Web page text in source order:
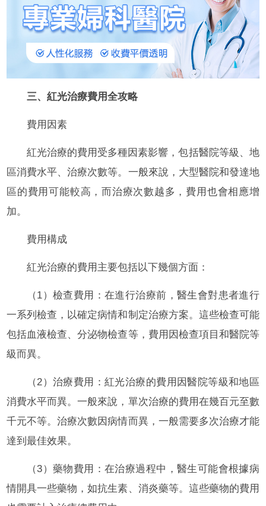
三、紅光治療費用全攻略
費用因素
紅光治療的費用受多種因素影響，包括醫院等級、地
區消費水平、治療次數等。一般來說，大型醫院和發達地
區的費用可能較高，而治療次數越多，費用也會相應增
加。
費用構成
紅光治療的費用主要包括以下幾個方面：
（1）檢查費用：在進行治療前，醫生會對患者進行
一系列檢查，以確定病情和制定治療方案。這些檢查可能
包括血液檢查、分泌物檢查等，費用因檢查項目和醫院等
級而異。
（2）治療費用：紅光治療的費用因醫院等級和地區
消費水平而異。一般來說，單次治療的費用在幾百元至數
千元不等。治療次數因病情而異，一般需要多次治療才能
達到最佳效果。
（3）藥物費用：在治療過程中，醫生可能會根據病
情開具一些藥物，如抗生素、消炎藥等。這些藥物的費用